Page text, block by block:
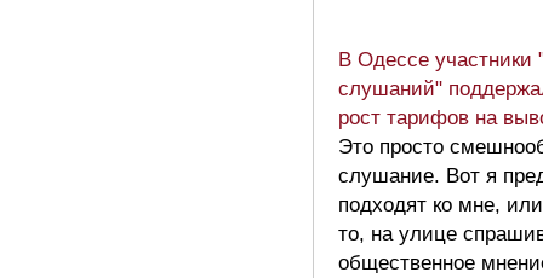
В Одессе участники
слушаний"
рост тарифов на
Это просто
слушание. Вот я
подходят ко мне,
то, на улице
общественное